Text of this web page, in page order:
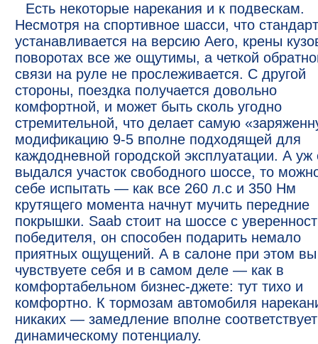
Есть некоторые нарекания и к подвескам.
Несмотря на спортивное шасси, что
устанавливается на версию Aero, крены
поворотах все же ощутимы, а четкой
связи на руле не прослеживается. С другой
стороны, поездка получается довольно
комфортной, и может быть сколь угодно
стремительной, что делает самую
модификацию 9-5 вполне подходящей для
каждодневной городской эксплуатации. А уж
выдался участок свободного шоссе, то
себе испытать — как все 260 л.с и 350 Нм
крутящего момента начнут мучить передние
покрышки. Saab стоит на шоссе с
победителя, он способен подарить немало
приятных ощущений. А в салоне при этом вы
чувствуете себя и в самом деле — как в
комфортабельном бизнес-джете: тут тихо и
комфортно. К тормозам автомобиля
никаких — замедление вполне соответствует
динамическому потенциалу.